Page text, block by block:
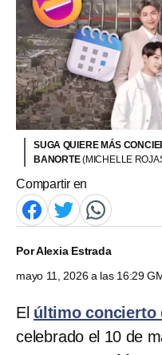
SUGA QUIERE MÁS
BANORTE(MICHELLE
Compartir en
PorAlexia Estrada
mayo 11, 2026 a las 16:29
El último concierto
celebrado el 10 de